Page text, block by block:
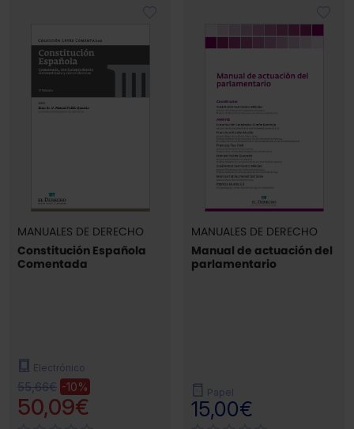
MANUALES DE DERECHO
Constitución Española
Comentada
Electrónico
55,66€ -10%
50,09€
MANUALES DE DERECHO
Manual de actuación del
parlamentario
Papel
15,00€